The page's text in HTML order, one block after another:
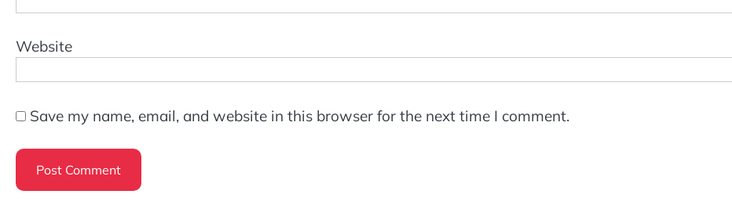
Website
Save my name, email, and website in this browser for the next time I comment.